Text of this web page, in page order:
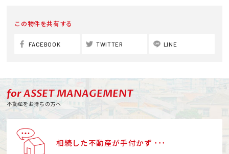
この物件を共有する
FACEBOOK TWITTER LINE
for ASSET MANAGEMENT
不動産をお持ちの方へ
相続した不動産が手付かず ･･･